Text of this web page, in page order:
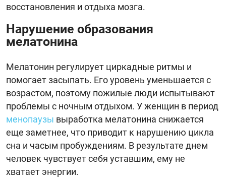
восстановления и отдыха мозга.
Нарушение образования
мелатонина
Мелатонин регулирует циркадные ритмы и
помогает засыпать. Его уровень уменьшается с
возрастом, поэтому пожилые люди испытывают
проблемы с ночным отдыхом. У женщин в период
менопаузы выработка мелатонина снижается
еще заметнее, что приводит к нарушению цикла
сна и часым пробуждениям. В результате днем
человек чувствует себя уставшим, ему не
хватает энергии.